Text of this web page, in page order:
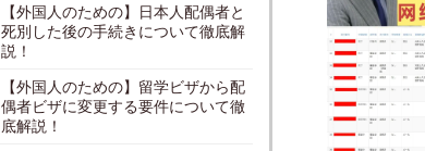
【外国人のための】日本人配偶者と
死別した後の手続きについて徹底解
説！
【外国人のための】留学ビザから配
偶者ビザに変更する要件について徹
底解説！